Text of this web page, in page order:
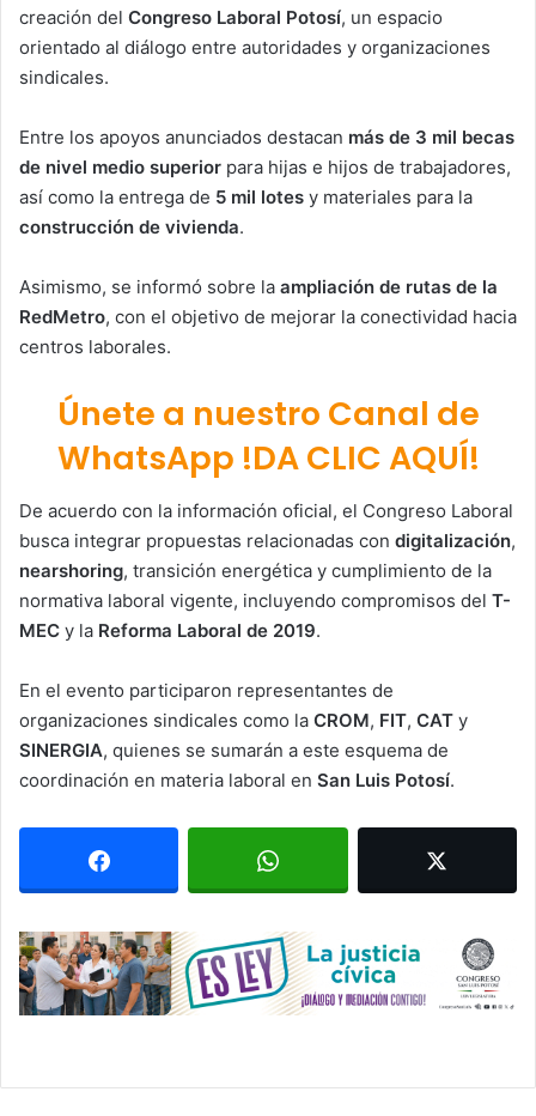
creación del Congreso Laboral Potosí, un espacio
orientado al diálogo entre autoridades y organizaciones
sindicales.
Entre los apoyos anunciados destacan más de 3 mil becas
de nivel medio superior para hijas e hijos de trabajadores,
así como la entrega de 5 mil lotes y materiales para la
construcción de vivienda.
Asimismo, se informó sobre la ampliación de rutas de la
RedMetro, con el objetivo de mejorar la conectividad hacia
centros laborales.
Únete a nuestro Canal de
WhatsApp !DA CLIC AQUÍ!
De acuerdo con la información oficial, el Congreso Laboral
busca integrar propuestas relacionadas con digitalización,
nearshoring, transición energética y cumplimiento de la
normativa laboral vigente, incluyendo compromisos del T-
MEC y la Reforma Laboral de 2019.
En el evento participaron representantes de
organizaciones sindicales como la CROM, FIT, CAT y
SINERGIA, quienes se sumarán a este esquema de
coordinación en materia laboral en San Luis Potosí.